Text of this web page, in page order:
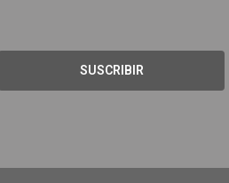
SUSCRIBIR